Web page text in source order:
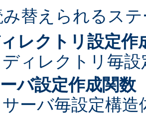
み替えられるス
レクトリ設定
ィレクトリ毎
バ設定作成関
ーバ毎設定構